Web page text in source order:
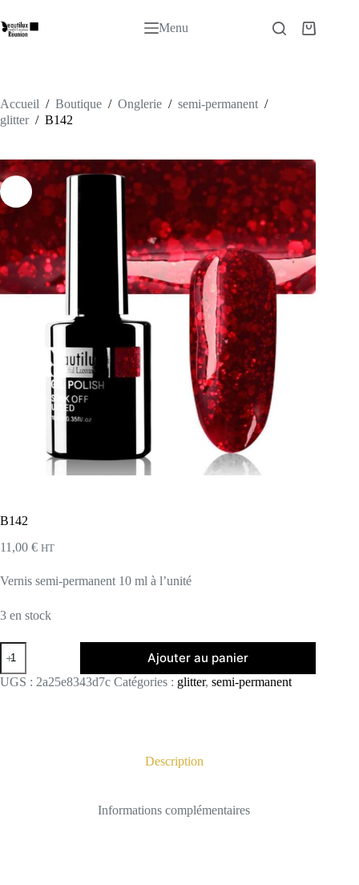
au
contenu
Menu
Panier
Accueil / Boutique / Onglerie / semi-permanent /
glitter / B142
B142
11,00 € HT
Vernis semi-permanent 10 ml à l’unité
3 en stock
quantité
de
B142
Ajouter au panier
UGS : 2a25e8343d7c Catégories : glitter, semi-permanent
Description
Informations complémentaires